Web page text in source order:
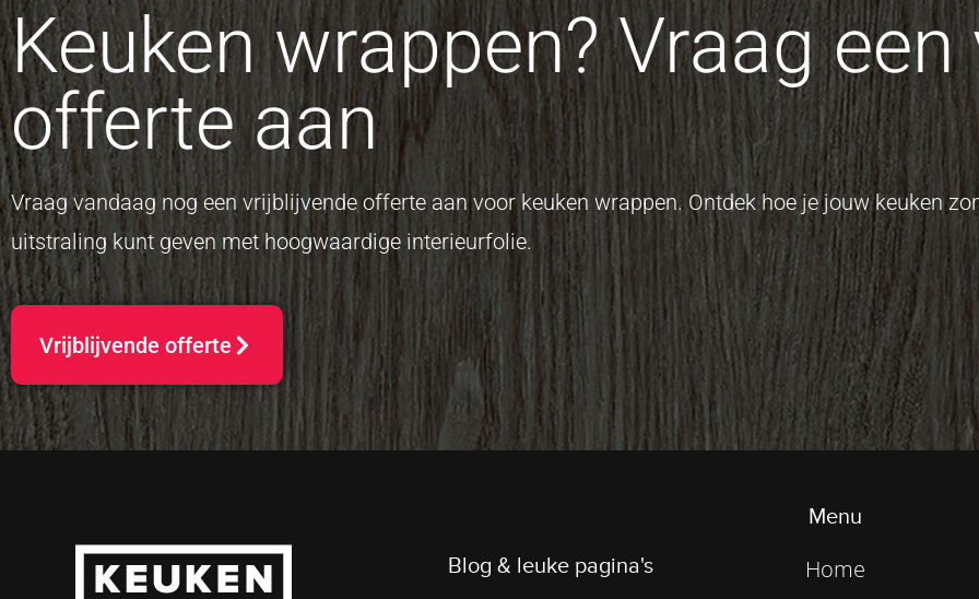
Keuken wrappen? Vraag
offerte aan
Vraag vandaag nog een vrijblijvende offerte aan voor keuken wrappen. Ontdek hoe je jouw keuken
uitstraling kunt geven met hoogwaardige interieurfolie.
Vrijblijvende offerte
Blog & leuke pagina's
Menu
Home